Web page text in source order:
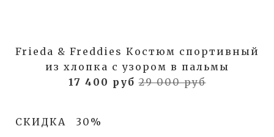
Frieda & Freddies Костюм спортивный
из хлопка с узором в пальмы
17 400 руб29 000 руб
СКИДКА 30%